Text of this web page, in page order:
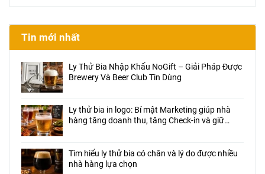
Tin mới nhất
Ly Thử Bia Nhập Khẩu NoGift – Giải Pháp Được
Brewery Và Beer Club Tin Dùng
Ly thử bia in logo: Bí mật Marketing giúp nhà
hàng tăng doanh thu, tăng Check-in và giữ
Tìm hiểu ly thử bia có chân và lý do được nhiều
nhà hàng lựa chọn